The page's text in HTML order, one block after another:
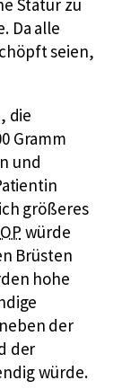
Da alle
seien,
die
Gramm
und
größeres
OPk
u
r
z
f
ü
r
würde
Brüsten
hohe
der
der
würde.